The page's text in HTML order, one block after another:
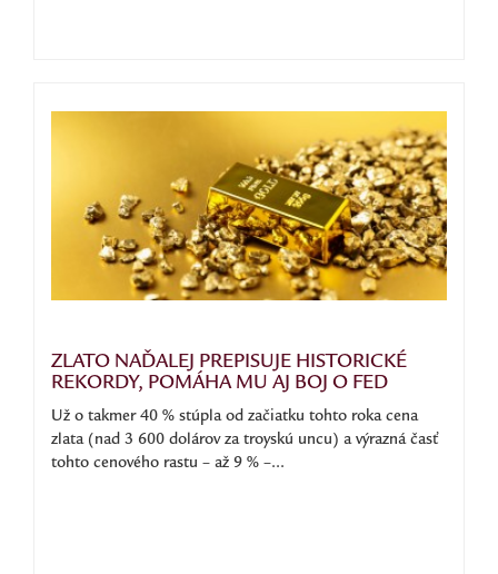
ZLATO NAĎALEJ PREPISUJE HISTORICKÉ
REKORDY, POMÁHA MU AJ BOJ O FED
Už o takmer 40 % stúpla od začiatku tohto roka cena
zlata (nad 3 600 dolárov za troyskú uncu) a výrazná časť
tohto cenového rastu – až 9 % –...